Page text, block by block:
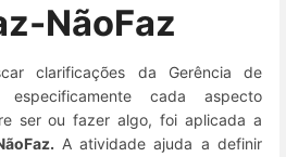
NãoFaz
clarificações da Gerência de
especificamente cada aspecto
ser ou fazer algo, foi aplicada a
A atividade ajuda a definir